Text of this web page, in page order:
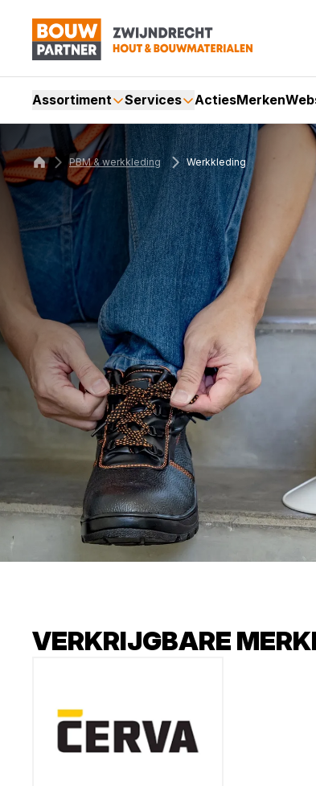
Assortiment Services ActiesMerken
PBM & werkkleding Werkkleding
VERKRIJGBARE